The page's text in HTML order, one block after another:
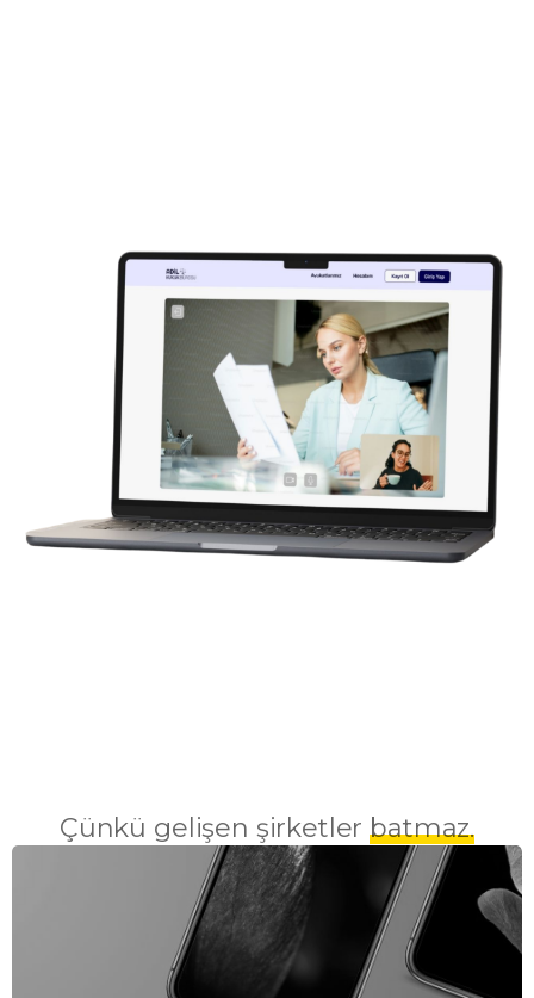
Çünkü gelişen şirketlerbatmaz.